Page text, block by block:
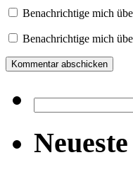
Benachrichtige mich
Benachrichtige mich
nach: